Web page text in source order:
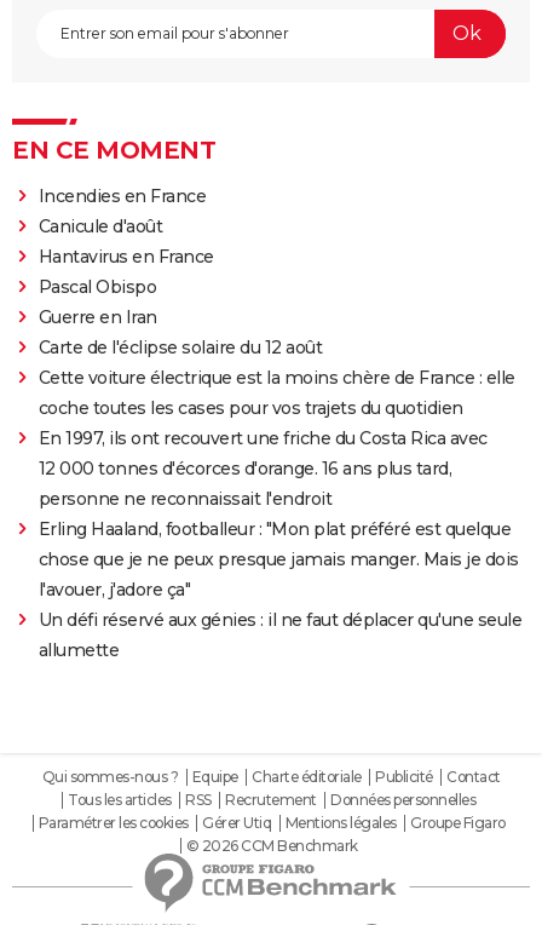
EN CE MOMENT
Incendies en France
Canicule d'août
Hantavirus en France
Pascal Obispo
Guerre en Iran
Carte de l'éclipse solaire du 12 août
Cette voiture électrique est la moins chère de France : elle
coche toutes les cases pour vos trajets du quotidien
En 1997, ils ont recouvert une friche du Costa Rica avec
12 000 tonnes d'écorces d'orange. 16 ans plus tard,
personne ne reconnaissait l'endroit
Erling Haaland, footballeur : "Mon plat préféré est quelque
chose que je ne peux presque jamais manger. Mais je dois
l'avouer, j'adore ça"
Un défi réservé aux génies : il ne faut déplacer qu'une seule
allumette
Qui sommes-nous ? Equipe Charte éditoriale Publicité
Contact
Tous les articles
RSS Recrutement
Données personnelles
Paramétrer les cookies
Gérer Utiq Mentions légales
Groupe Figaro
© 2026 CCM Benchmark